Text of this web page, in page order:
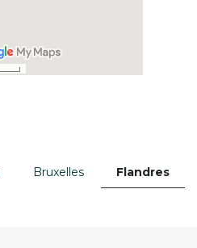
Bruxelles Flandres